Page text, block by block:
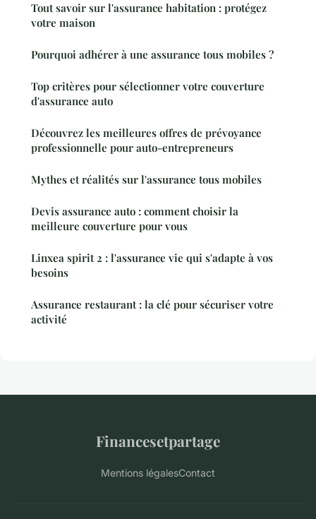
Tout savoir sur l'assurance habitation : protégez
votre maison
Pourquoi adhérer à une assurance tous mobiles ?
Top critères pour sélectionner votre couverture
d'assurance auto
Découvrez les meilleures offres de prévoyance
professionnelle pour auto-entrepreneurs
Mythes et réalités sur l'assurance tous mobiles
Devis assurance auto : comment choisir la
meilleure couverture pour vous
Linxea spirit 2 : l'assurance vie qui s'adapte à vos
besoins
Assurance restaurant : la clé pour sécuriser votre
activité
Financesetpartage
Mentions légalesContact